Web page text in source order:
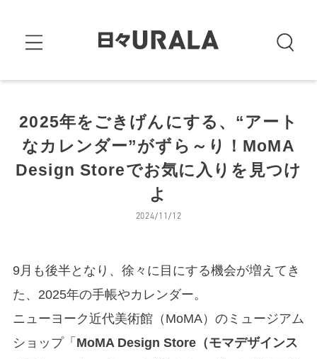
2025年をごきげんにする、“アート
なカレンダー”がずら～り！MoMA
Design Storeでお気に入りを見つけ
よ
2024/11/12
9月も後半となり、徐々に目にする機会が増えてき
た、2025年の手帳やカレンダー。
ニューヨーク近代美術館（MoMA）のミュージアム
ショップ「 MoMA Design Store（モマデザインス